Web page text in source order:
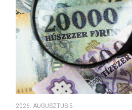
2026. AUGUSZTUS 5.